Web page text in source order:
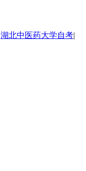
湖北中医药大学自考|